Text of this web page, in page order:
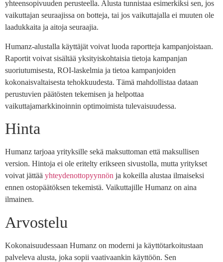
yhteensopivuuden perusteella. Alusta tunnistaa esimerkiksi sen, jos
vaikuttajan seuraajissa on botteja, tai jos vaikuttajalla ei muuten ole
laadukkaita ja aitoja seuraajia.
Humanz-alustalla käyttäjät voivat luoda raportteja kampanjoistaan.
Raportit voivat sisältää yksityiskohtaisia tietoja kampanjan
suoriutumisesta, ROI-laskelmia ja tietoa kampanjoiden
kokonaisvaltaisesta tehokkuudesta. Tämä mahdollistaa dataan
perustuvien päätösten tekemisen ja helpottaa
vaikuttajamarkkinoinnin optimoimista tulevaisuudessa.
Hinta
Humanz tarjoaa yrityksille sekä maksuttoman että maksullisen
version. Hintoja ei ole eritelty erikseen sivustolla, mutta yritykset
voivat jättää yhteydenottopyynnön ja kokeilla alustaa ilmaiseksi
ennen ostopäätöksen tekemistä. Vaikuttajille Humanz on aina
ilmainen.
Arvostelu
Kokonaisuudessaan Humanz on moderni ja käyttötarkoitustaan
palveleva alusta, joka sopii vaativaankin käyttöön. Sen